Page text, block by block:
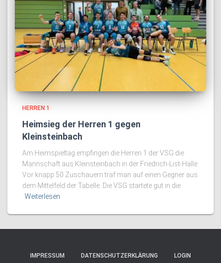
HERREN 1
Heimsieg der Herren 1 gegen
Kleinsteinbach
Am Heimspieltag empfingen die Herren 1 der VSG die
Mannschaft aus Kleinsteinbach in der Friedrich-List-Halle.
Vor knapp 50 Zuschauern traf man auf einen Gegner aus
dem Mittelfeld der Tabelle. Die VSG startete gut in die
Weiterlesen
IMPRESSUM DATENSCHUTZERKLÄRUNG LOGIN